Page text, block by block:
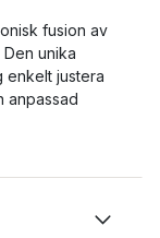
fusion av
unika
enkelt justera
anpassad